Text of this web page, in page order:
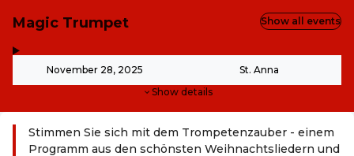
Magic Trumpet
November 28, 2025 St. Anna
Show details
Show all events
Stimmen Sie sich mit dem Trompetenzauber - einem
Programm aus den schönsten Weihnachtsliedern und